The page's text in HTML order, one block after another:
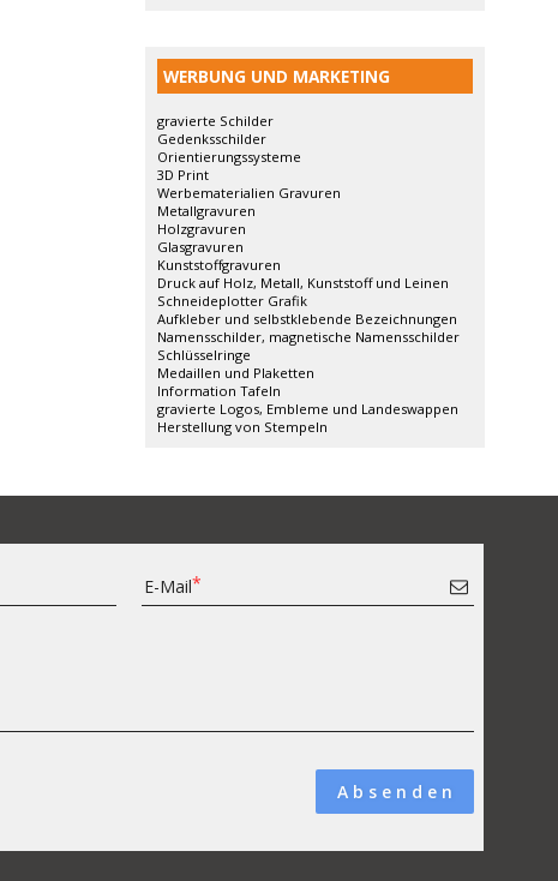
WERBUNG UND MARKETING
gravierte Schilder
Gedenksschilder
Orientierungssysteme
3D Print
Werbematerialien Gravuren
Metallgravuren
Holzgravuren
Glasgravuren
Kunststoffgravuren
Druck auf Holz, Metall, Kunststoff und Leinen
Schneideplotter Grafik
Aufkleber und selbstklebende Bezeichnungen
Namensschilder, magnetische Namensschilder
Schlüsselringe
Medaillen und Plaketten
Information Tafeln
gravierte Logos, Embleme und Landeswappen
Herstellung von Stempeln
E-Mail
A b s e n d e n